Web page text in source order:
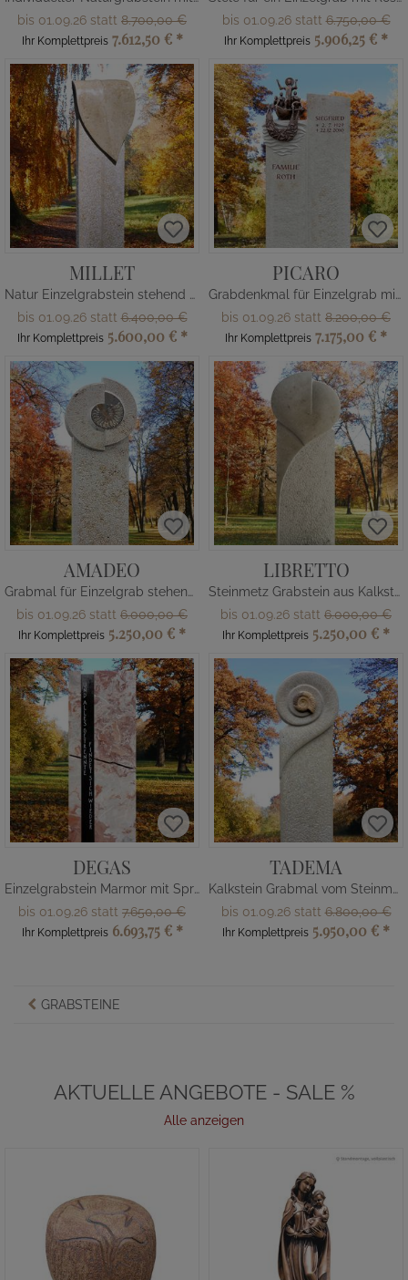
bis 01.09.26 statt 8.700,00 €
Ihr Komplettpreis 7.612,50 € *
bis 01.09.26 statt6.750,00 €
Ihr Komplettpreis 5.906,25 € *
MILLET
Natur Einzelgrabstein stehend mit Blattmotiv
bis 01.09.26 statt6.400,00 €
Ihr Komplettpreis 5.600,00 € *
PICARO
Grabdenkmal für Einzelgrab mit Jesus Bronze Skulptur
bis 01.09.26 statt 8.200,00 €
Ihr Komplettpreis 7.175,00 € *
AMADEO
Grabmal für Einzelgrab stehend mit Ammonit
bis 01.09.26 statt 6.000,00 €
Ihr Komplettpreis 5.250,00 € *
LIBRETTO
Steinmetz Grabstein aus Kalkstein für Einzelgrabstätte
bis 01.09.26 statt 6.000,00 €
Ihr Komplettpreis 5.250,00 € *
DEGAS
Einzelgrabstein Marmor mit Spruch
bis 01.09.26 statt 7.650,00 €
Ihr Komplettpreis 6.693,75 € *
TADEMA
Kalkstein Grabmal vom Steinmetz mit Ammonit
bis 01.09.26 statt6.800,00 €
Ihr Komplettpreis 5.950,00 € *
GRABSTEINE
AKTUELLE ANGEBOTE - SALE %
Alle anzeigen